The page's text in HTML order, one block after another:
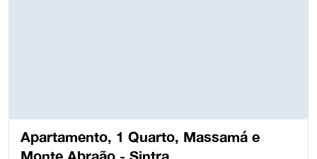
Apartamento, 1 Quarto, Massamá e
Monte Abraão - Sintra